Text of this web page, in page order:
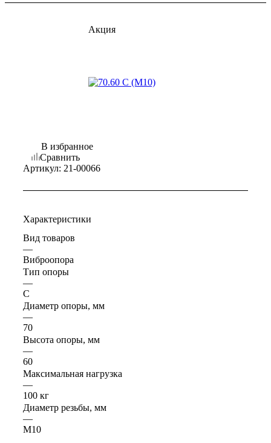
Акция
В избранное
Сравнить
Артикул: 21-00066
Характеристики
Вид товаров
—
Виброопора
Тип опоры
—
C
Диаметр опоры, мм
—
70
Высота опоры, мм
—
60
Максимальная нагрузка
—
100 кг
Диаметр резьбы, мм
—
M10